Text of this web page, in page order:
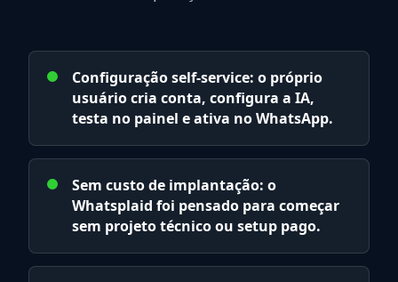
Configuração self-service: o próprio
usuário cria conta, configura a IA,
testa no painel e ativa no WhatsApp.
Sem custo de implantação: o
Whatsplaid foi pensado para começar
sem projeto técnico ou setup pago.